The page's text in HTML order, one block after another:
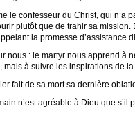
le confesseur du Christ, qui
plutôt que de trahir sa
la promesse d’assistance
nous : le martyr nous apprend
à suivre les inspirations de
fait de sa mort sa dernière
n’est agréable à Dieu que